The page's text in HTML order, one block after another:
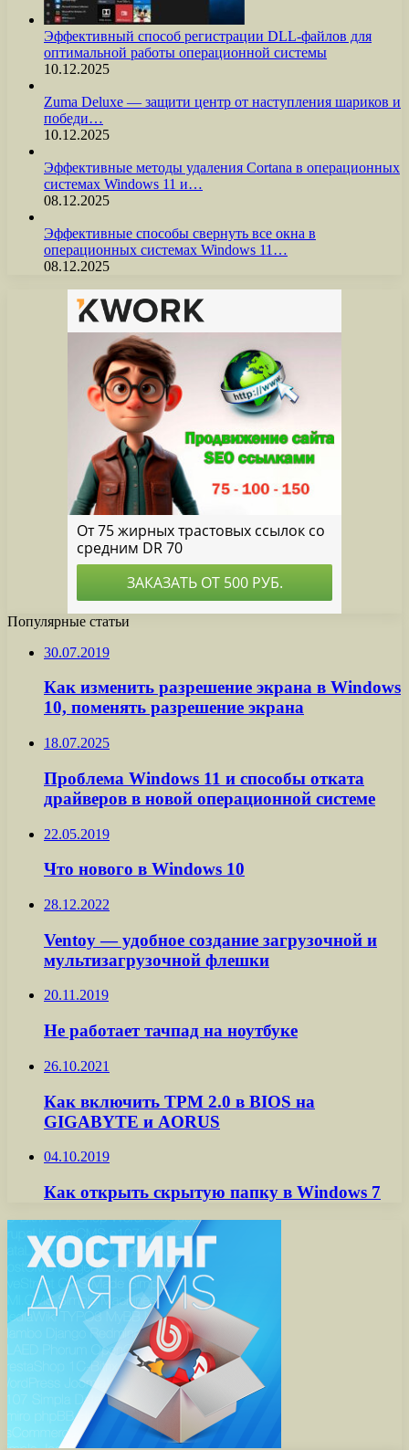
Эффективный способ регистрации DLL-файлов для
оптимальной работы операционной системы
10.12.2025
Zuma Deluxe — защити центр от наступления шариков и
победи…
10.12.2025
Эффективные методы удаления Cortana в операционных
системах Windows 11 и…
08.12.2025
Эффективные способы свернуть все окна в
операционных системах Windows 11…
08.12.2025
Популярные статьи
30.07.2019
Как изменить разрешение экрана в Windows
10, поменять разрешение экрана
18.07.2025
Проблема Windows 11 и способы отката
драйверов в новой операционной системе
22.05.2019
Что нового в Windows 10
28.12.2022
Ventoy — удобное создание загрузочной и
мультизагрузочной флешки
20.11.2019
Не работает тачпад на ноутбуке
26.10.2021
Как включить TPM 2.0 в BIOS на
GIGABYTE и AORUS
04.10.2019
Как открыть скрытую папку в Windows 7